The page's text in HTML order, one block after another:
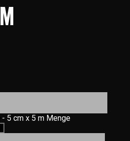
5 cm x 5 m Menge